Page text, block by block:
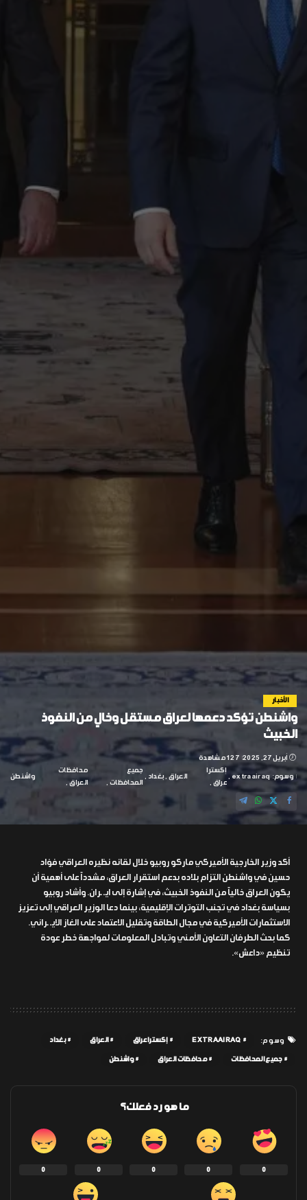
الأخبار
واشنطن تؤكد دعمها لعراق مستقل وخالٍ من النفوذ
الخبيث
أبريل 27, 2025 127 مشاهدة
وسوم: extraairaq
إكسترا
عراق
العراق بغداد
جميع
المحافظات
محافظات
العراق
واشنطن
أكد وزير الخارجية الأميركي ماركو روبيو خلال لقائه نظيره العراقي فؤاد
حسين في واشنطن التزام بلاده بدعم استقرار العراق، مشدداً على أهمية أن
يكون العراق خالياً من النفوذ الخبيث، في إشارة إلى ايـ ـران. وأشاد روبيو
بسياسة بغداد في تجنب التوترات الإقليمية، بينما دعا الوزير العراقي إلى تعزيز
الاستثمارات الأميركية في مجال الطاقة وتقليل الاعتماد على الغاز الايـ ـراني.
كما بحث الطرفان التعاون الأمني وتبادل المعلومات لمواجهة خطر عودة
تنظيم «داعش».
وسوم: EXTRAAIRAQ إكسترا عراق العراق بغداد
جميع المحافظات محافظات العراق واشنطن
ما هو رد فعلك؟
0
0
0
0
0